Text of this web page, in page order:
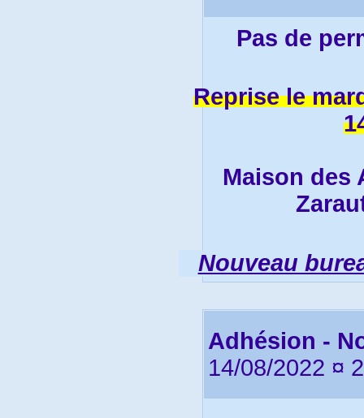
Pas de
Reprise le
Maison des
Nouveau
Adhésion -
14/08/2022 ¤